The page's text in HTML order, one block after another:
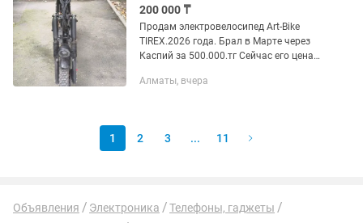
200 000 ₸
Продам электровелосипед Art-Bike
TIREX.2026 года. Брал в Марте через
Каспий за 500.000.тг Сейчас его цена
работает, сел и поехал. Заряд держит
Алматы, вчера
1 2 3 ... 11
Объявления Электроника
Телефоны, гаджеты